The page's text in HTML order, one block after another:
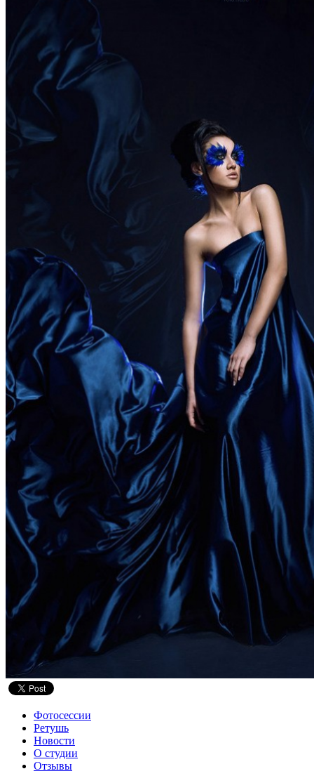
Фотосессии
Ретушь
Новости
О студии
Отзывы